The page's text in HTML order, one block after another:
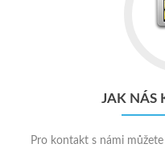
JAK NÁS
Pro kontakt s námi